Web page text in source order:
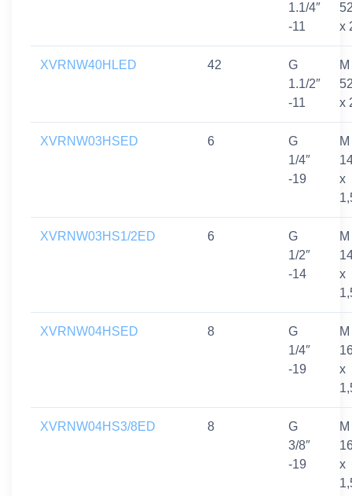
1.1/4″
-11
x
XVRNW40HLED 42
G
1.1/2″
-11
M
x
XVRNW03HSED 6
G
1/4″
-19
M
x
XVRNW03HS1/2ED 6
G
1/2″
-14
M
x
XVRNW04HSED 8
G
1/4″
-19
M
x
XVRNW04HS3/8ED 8
G
3/8″
-19
M
x